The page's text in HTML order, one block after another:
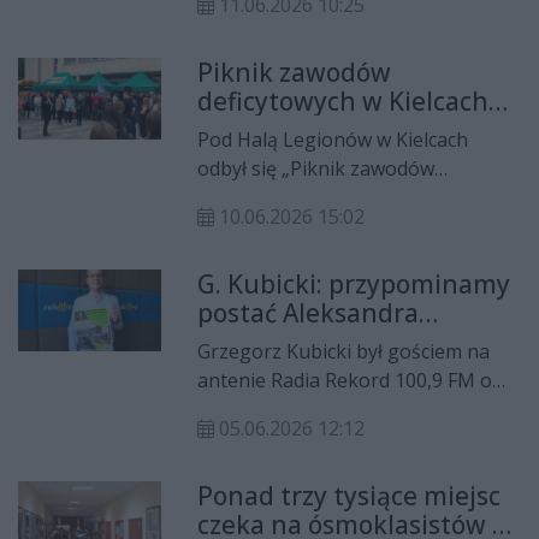
kartografia.
ekologiczny "Zdrowie, tradycja,
Wydarzenie skierowane jest dla
każdego, kto chce zadbać o
zdrowie, ale i o planetę.
11.06.2026 10:25
Piknik zawodów
deficytowych w Kielcach
zachęcał młodzież do
wyboru szkolnictwa
branżowego
Pod Halą Legionów w Kielcach
odbył się „Piknik zawodów
przez Świętokrzyską Wojewódzką
Pracy. Wydarzenie skierowano
przede wszystkim do uczniów klas
ósmych, którzy stoją przed
wyborem dalszej ścieżki
poznać zawody, na które obecnie
rynku pracy, a także porozmawiać z
przedstawicielami szkół, służb
10.06.2026 15:02
G. Kubicki: przypominamy
postać Aleksandra
Latalskiego, leśniczego z
Jeziórka
Grzegorz Kubicki był gościem na
antenie Radia Rekord 100,9 FM o
opowiedział o IV Ostrowieckim
odbędzie się w sobotę, 6 czerwca,
na terenie dawnej leśniczówki
05.06.2026 12:12
Ponad trzy tysiące miejsc
czeka na ósmoklasistów w